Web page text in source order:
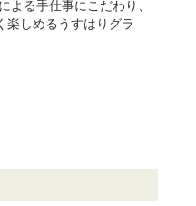
る手仕事にこだわり、
楽しめるうすはりグラ